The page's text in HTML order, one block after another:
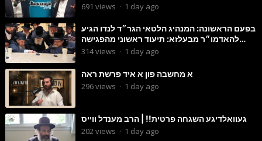
691 views · 1 day ago
בפעם הראשונה: המנהיג הלטאי הגר״ד לנדו הגיע
להאדמו״ר מבעלזא: תיעוד ראשוני מהפגישה
הנדירה
314views · 1 day ago
א מחשבה פון א איד פרשת ראה
296views · 1 day ago
געוואלדיגע השגחה פרטית!! | הרב מענדל ווייס
202views · 1 day ago